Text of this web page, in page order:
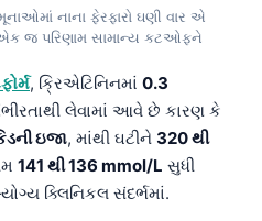
નાના ફેરફારો ઘણી વાર એ
જ પરિણામ સામાન્ય કટઓફને
, ક્રિએટિનિનમાં 0.3
લેવામાં આવે છે કારણ કે
ઇજા, માંથી ઘટીને 320 થી
141 થી 136 mmol/L સુધી
ક્લિનિકલ સંદર્ભમાં.